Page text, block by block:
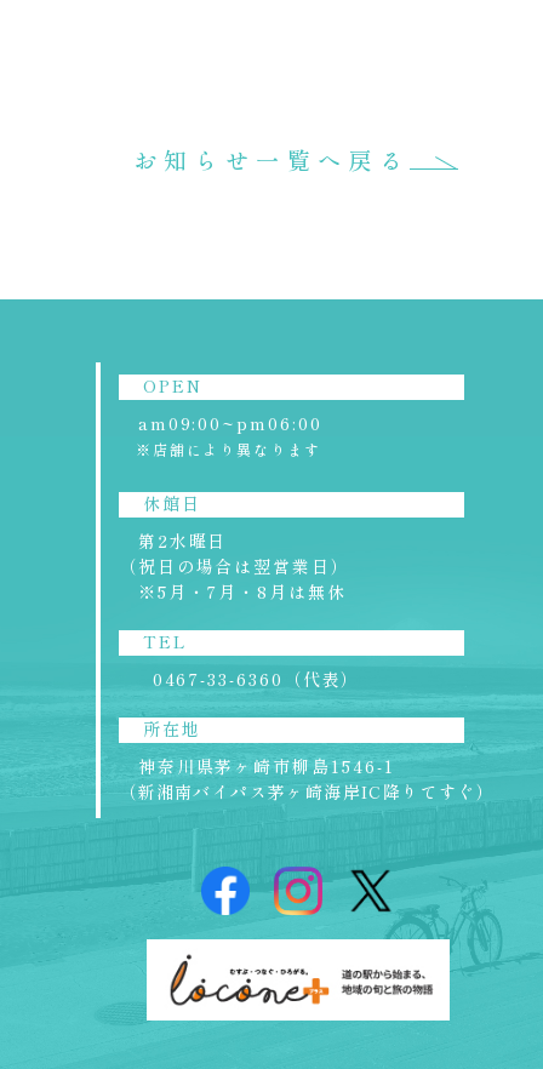
ツーリズム
休館日
第2水曜日
（祝日の場合は翌営業日）
※駐車場、トイレはご利用いただけます
TEL
0467-33-6360（代表）
所在地
神奈川県茅ヶ崎市柳島1546-1
お知らせ一覧へ戻る
OPEN
am09:00~pm06:00
※店舗により異なります
休館日
第2水曜日
（祝日の場合は翌営業日）
※5月・7月・8月は無休
TEL
0467-33-6360（代表）
所在地
神奈川県茅ヶ崎市柳島1546-1
（新湘南バイパス茅ヶ崎海岸IC降りてすぐ）